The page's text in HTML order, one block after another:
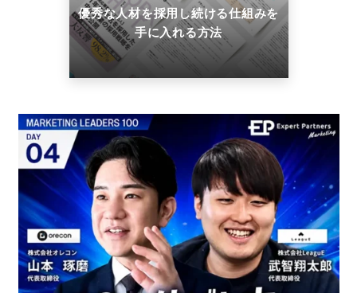
優秀な人材を採用し続ける仕組みを
手に入れる方法